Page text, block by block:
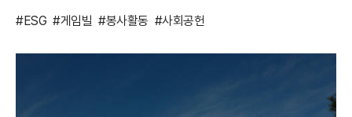
#ESG #게임빌 #봉사활동 #사회공헌